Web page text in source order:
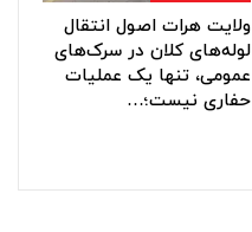
ولایت هرات اصول انتقال
لوله‌های کلان در سرک‌های
عمومی، تنها یک عملیات
حفاری نیست؛…